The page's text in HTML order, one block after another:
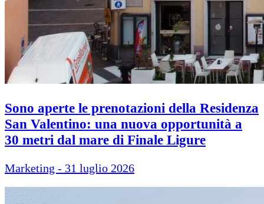
Sono aperte le prenotazioni della Residenza
San Valentino: una nuova opportunità a
30 metri dal mare di Finale Ligure
Marketing - 31 luglio 2026